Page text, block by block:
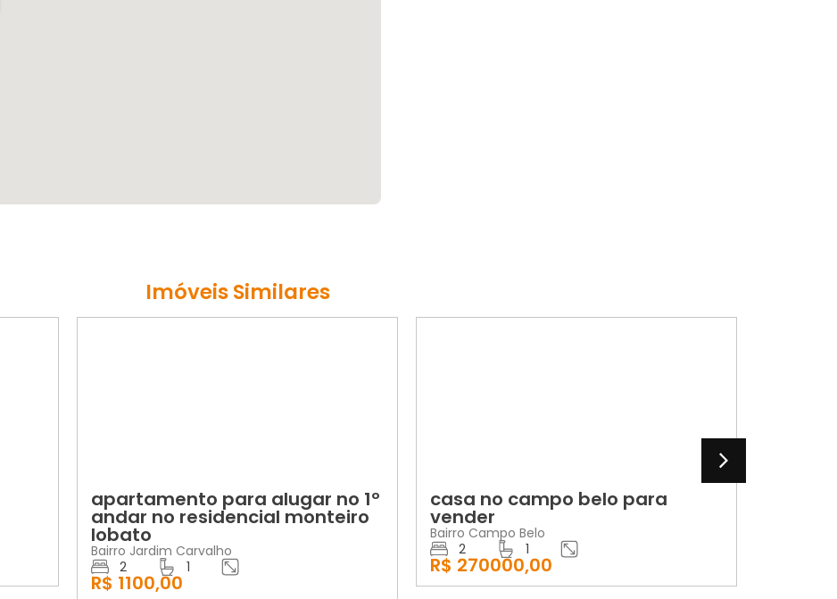
Imóveis Similares
apartamento para alugar no 1º
andar no residencial monteiro
lobato
Bairro Jardim Carvalho
2
1
R$ 1100,00
casa no campo belo para
vender
Bairro Campo Belo
2
1
R$ 270000,00